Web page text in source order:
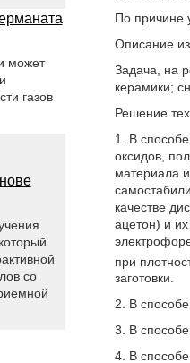
По причине
Описание
Задача, на
керамики;
Решение
1. В
оксидов,
материала
качестве
ацетон) и
при
заготовки.
2. В
3. В
4. В
может
газов
со